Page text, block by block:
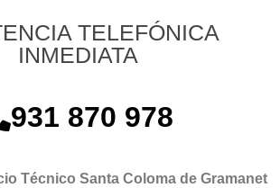
TELEFÓNICA
INMEDIATA
931 870 978
Técnico Santa Coloma de Gramanet